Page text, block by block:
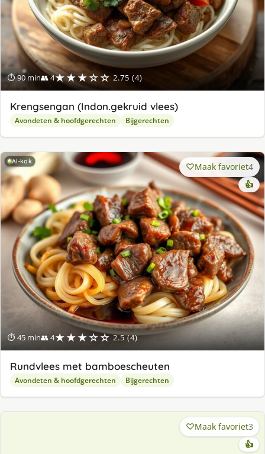
⏱ 90 min👥 4★★★☆☆ 2.75 (4)
Krengsengan (Indon.gekruid vlees)
Avondeten & hoofdgerechten Bijgerechten
AI-kok
⏱ 45 min👥 4★★★☆☆ 2.5 (4)
Maak favoriet4
👍
Rundvlees met bamboescheuten
Avondeten & hoofdgerechten Bijgerechten
Maak favoriet3
👍